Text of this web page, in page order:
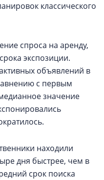
классического
спроса на аренду,
экспозиции.
объявлений в
с первым
значение
находили
дня быстрее, чем в
срок поиска